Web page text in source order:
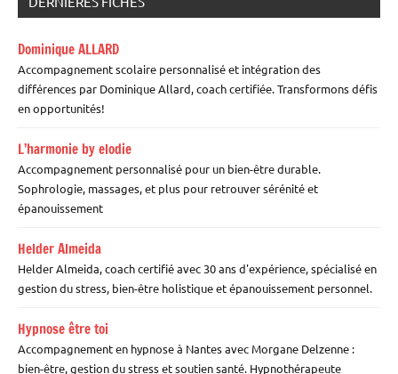
Dominique ALLARD
Accompagnement scolaire personnalisé et intégration des
différences par Dominique Allard, coach certifiée. Transformons défis
en opportunités!
L’harmonie by elodie
Accompagnement personnalisé pour un bien-être durable.
Sophrologie, massages, et plus pour retrouver sérénité et
épanouissement
Helder Almeida
Helder Almeida, coach certifié avec 30 ans d'expérience, spécialisé en
gestion du stress, bien-être holistique et épanouissement personnel.
Hypnose être toi
Accompagnement en hypnose à Nantes avec Morgane Delzenne :
bien-être, gestion du stress et soutien santé. Hypnothérapeute